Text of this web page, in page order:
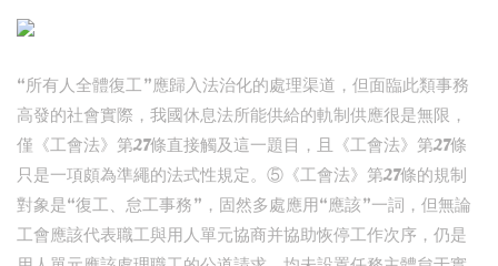
“所有人全體復工”應歸入法治化的處理渠道，但面臨此類事務
高發的社會實際，我國休息法所能供給的軌制供應很是無限，
僅《工會法》第27條直接觸及這一題目，且《工會法》第27條
只是一項頗為準繩的法式性規定。⑤《工會法》第27條的規制
對象是“復工、怠工事務”，固然多處應用“應該”一詞，但無論
工會應該代表職工與用人單元協商并協助恢停工作次序，仍是